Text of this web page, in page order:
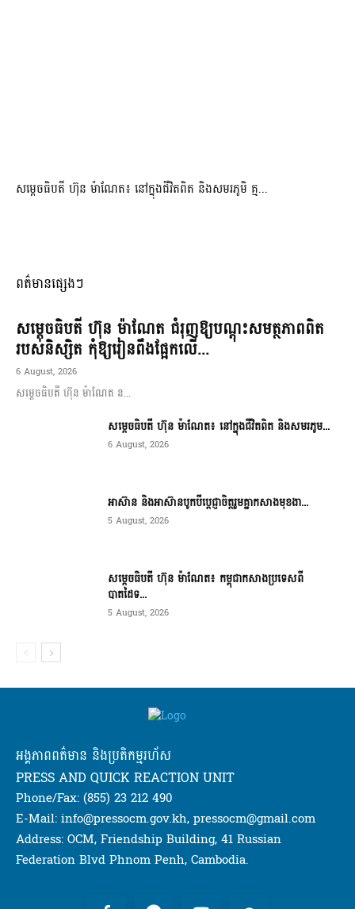
សម្តេចធិបតី ហ៊ុន ម៉ាណែត៖ នៅក្នុងជីវិតពិត និងសមរភូមិ គ្ម...
ពត៌មានផ្សេងៗ
សម្តេចធិបតី ហ៊ុន ម៉ាណែត ជំរុញឱ្យបណ្តុះសមត្ថភាពពិត
របស់និស្សិត កុំឱ្យរៀនពឹងផ្អែកលើ...
6 August, 2026
សម្តេចធិបតី ហ៊ុន ម៉ាណែត ន...
សម្តេចធិបតី ហ៊ុន ម៉ាណែត៖ នៅក្នុងជីវិតពិត និងសមរភូម...
6 August, 2026
អាស៊ាន និងអាស៊ានបូកបីប្តេជ្ញាចិត្តរួមគ្នាកសាងមុខងា...
5 August, 2026
សម្ដេចធិបតី ហ៊ុន ម៉ាណែត៖ កម្ពុជាកសាងប្រទេសពី
បាតដៃទ...
5 August, 2026
អង្គភាពពត៌មាន និងប្រតិកម្មរហ័ស
PRESS AND QUICK REACTION UNIT
Phone/Fax: (855) 23 212 490
E-Mail: info@pressocm.gov.kh, pressocm@gmail.com
Address: OCM, Friendship Building, 41 Russian
Federation Blvd Phnom Penh, Cambodia.